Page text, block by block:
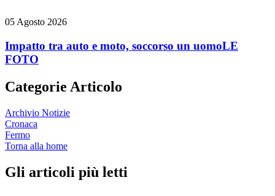
05 Agosto 2026
Impatto tra auto e moto, soccorso un uomoLE
FOTO
Categorie Articolo
Archivio Notizie
Cronaca
Fermo
Torna alla home
Gli articoli più letti